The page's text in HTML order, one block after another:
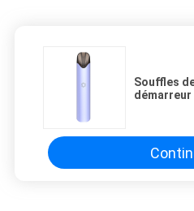
Souffles
démarreur